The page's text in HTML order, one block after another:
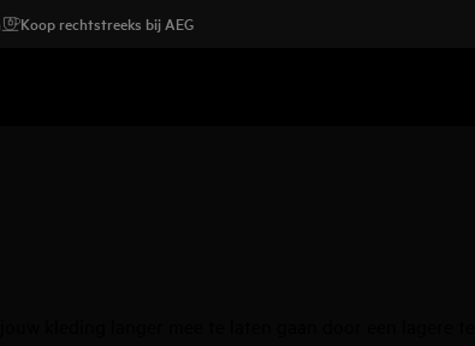
Koop rechtstreeks bij AEG